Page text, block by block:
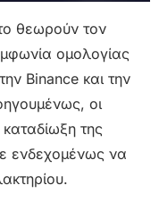
θεωρούν τον
ομολογίας
Binance και την
οι
καταδίωξη της
ενδεχομένως να